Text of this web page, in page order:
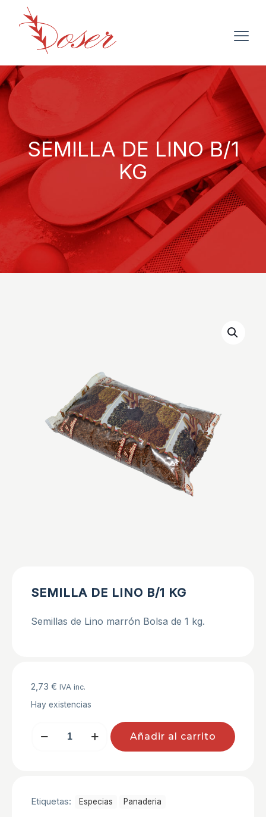
SEMILLA DE LINO B/1
KG
SEMILLA DE LINO B/1 KG
Semillas de Lino marrón Bolsa de 1 kg.
2,73 € IVA inc.
Hay existencias
DE
Añadir al carrito
Etiquetas: Especias Panaderia